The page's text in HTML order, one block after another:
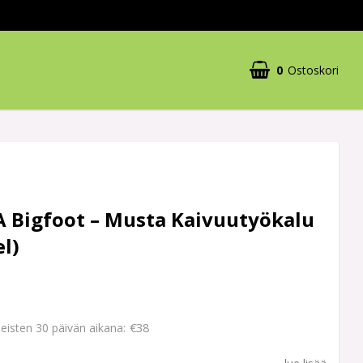
0 Ostoskori
Bigfoot – Musta Kaivuutyökalu
30 päivän aikana €38